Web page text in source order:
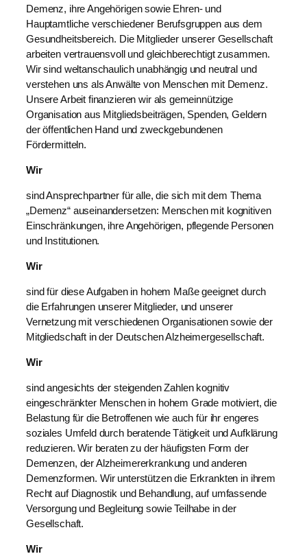
Demenz, ihre Angehörigen sowie Ehren- und
Hauptamtliche verschiedener Berufsgruppen aus dem
Gesundheitsbereich. Die Mitglieder unserer Gesellschaft
arbeiten vertrauensvoll und gleichberechtigt zusammen.
Wir sind weltanschaulich unabhängig und neutral und
verstehen uns als Anwälte von Menschen mit Demenz.
Unsere Arbeit finanzieren wir als gemeinnützige
Organisation aus Mitgliedsbeiträgen, Spenden, Geldern
der öffentlichen Hand und zweckgebundenen
Fördermitteln.
Wir
sind Ansprechpartner für alle, die sich mit dem Thema
„Demenz“ auseinandersetzen: Menschen mit kognitiven
Einschränkungen, ihre Angehörigen, pflegende Personen
und Institutionen.
Wir
sind für diese Aufgaben in hohem Maße geeignet durch
die Erfahrungen unserer Mitglieder, und unserer
Vernetzung mit verschiedenen Organisationen sowie der
Mitgliedschaft in der Deutschen Alzheimergesellschaft.
Wir
sind angesichts der steigenden Zahlen kognitiv
eingeschränkter Menschen in hohem Grade motiviert, die
Belastung für die Betroffenen wie auch für ihr engeres
soziales Umfeld durch beratende Tätigkeit und Aufklärung
reduzieren. Wir beraten zu der häufigsten Form der
Demenzen, der Alzheimererkrankung und anderen
Demenzformen. Wir unterstützen die Erkrankten in ihrem
Recht auf Diagnostik und Behandlung, auf umfassende
Versorgung und Begleitung sowie Teilhabe in der
Gesellschaft.
Wir